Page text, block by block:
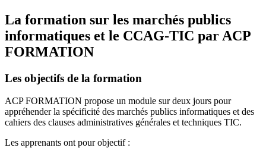
La formation sur les marchés publics
informatiques et le CCAG-TIC par ACP
FORMATION
Les objectifs de la formation
ACP FORMATION propose un module sur deux jours pour
appréhender la spécificité des marchés publics informatiques et des
cahiers des clauses administratives générales et techniques TIC.
Les apprenants ont pour objectif :